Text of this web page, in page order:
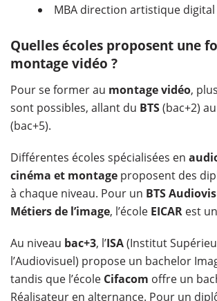
MBA direction artistique digital
Quelles écoles proposent une
montage vidéo ?
Pour se former au montage vidéo,
sont possibles, allant du BTS(bac+2) au
(bac+5).
Différentes écoles spécialisées en
cinéma et montage proposent des
à chaque niveau. Pour un BTS
Métiers de l’image, l’école EICAR est
Au niveau bac+3, l’ISA(Institut
l’Audiovisuel) propose un bachelor
tandis que l’école Cifacom offre un
Réalisateur en alternance. Pour un